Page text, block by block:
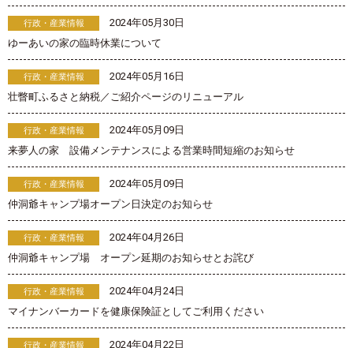
行政・産業情報
2024年05月30日
ゆーあいの家の臨時休業について
行政・産業情報
2024年05月16日
壮瞥町ふるさと納税／ご紹介ページのリニューアル
行政・産業情報
2024年05月09日
来夢人の家 設備メンテナンスによる営業時間短縮のお知らせ
行政・産業情報
2024年05月09日
仲洞爺キャンプ場オープン日決定のお知らせ
行政・産業情報
2024年04月26日
仲洞爺キャンプ場 オープン延期のお知らせとお詫び
行政・産業情報
2024年04月24日
マイナンバーカードを健康保険証としてご利用ください
行政・産業情報
2024年04月22日